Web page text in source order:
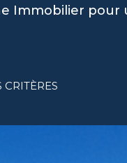
Immobilier